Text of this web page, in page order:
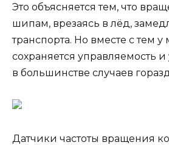
Это объясняется тем, что
шипам, врезаясь в лёд,
транспорта. Но вместе с тем
сохраняется управляемость и
в большинстве случаев
Датчики частоты вращения